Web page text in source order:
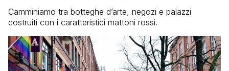
Camminiamo tra botteghe d’arte, negozi e palazzi
costruiti con i caratteristici mattoni rossi.